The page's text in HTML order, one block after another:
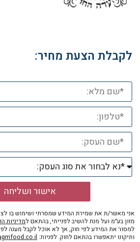
לקבלת הצעת מחיר:
אישור ושליחה
אני מאשר/ת את שמירת המידע שמסרתי ושימוש בו
מזון בע״מ ועל מנת להשיב לפנייתי, בהתאם למדיניות
למסור את המידע לפי חוק, אך לא אוכל לקבל מענה
ותיקונו יתאפשרו בהתאם לחוק. לפניות: